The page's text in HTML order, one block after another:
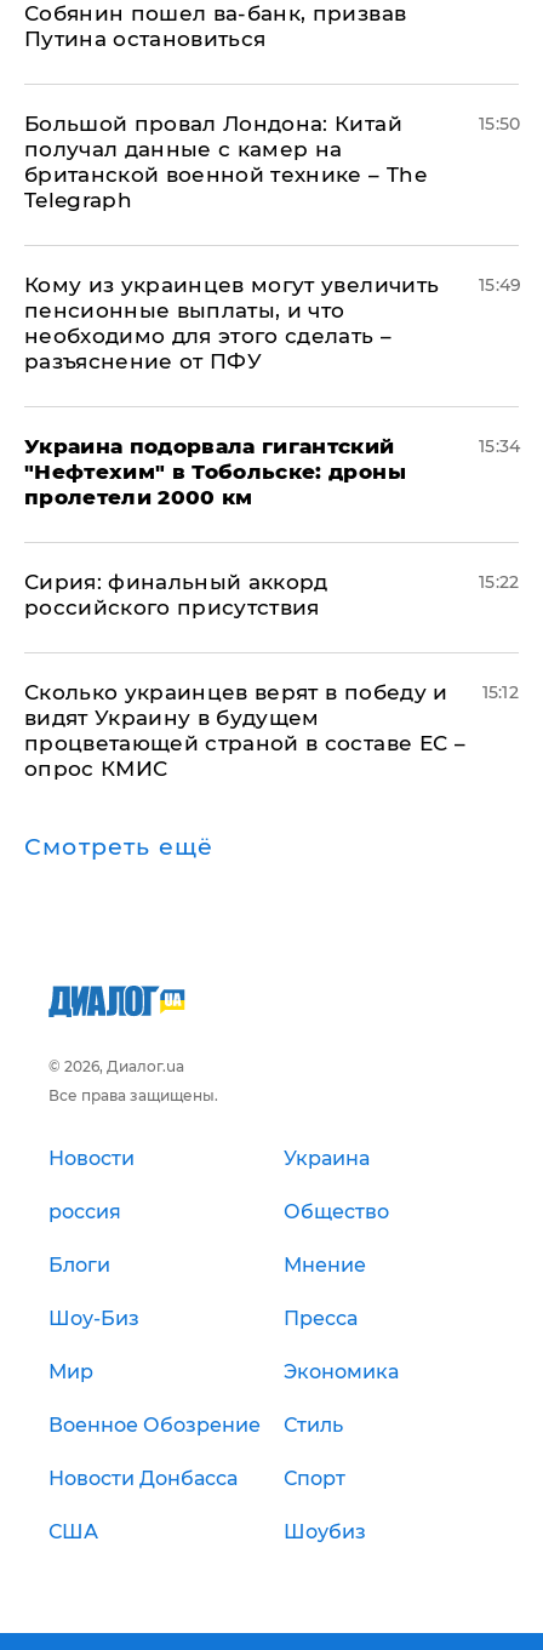
Собянин пошел ва-банк, призвав
Путина остановиться
Большой провал Лондона: Китай
получал данные с камер на
британской военной технике – The
Telegraph
15:50
Кому из украинцев могут увеличить
пенсионные выплаты, и что
необходимо для этого сделать –
разъяснение от ПФУ
15:49
Украина подорвала гигантский
"Нефтехим" в Тобольске: дроны
пролетели 2000 км
15:34
​Сирия: финальный аккорд
российского присутствия
15:22
Сколько украинцев верят в победу и
видят Украину в будущем
процветающей страной в составе ЕС –
опрос КМИС
15:12
Смотреть ещё
© 2026, Диалог.ua
Все права защищены.
Новости Украина
россия Общество
Блоги Мнение
Шоу-Биз Пресса
Мир Экономика
Военное Обозрение Стиль
Новости Донбасса Спорт
США Шоубиз